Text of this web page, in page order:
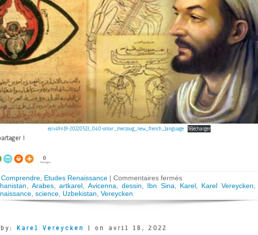
eirv49n19-20220513_040-omar_merzoug_new_french_language Télécharger
!
0
Partages
Comprendre Etudes Renaissance | Commentaires ferméssur
INTERVIEW
Merzoug:
Arabes,artkarel Avicenna dessin Ibn Sina Karel Karel Vereycken
science Uzbekistan Vereycken
Karel Vereycken | on avril 18, 2022